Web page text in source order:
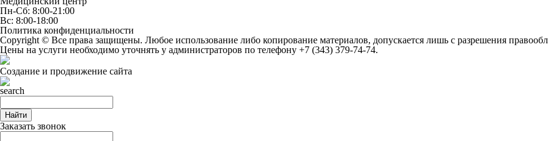
Пн-Сб: 8:00-21:00
Вс: 8:00-18:00
Политика конфиденциальности
Copyright © Все права защищены. Любое использование либо копирование материалов, допускается лишь с разрешения
Цены на услуги необходимо уточнять у администраторов по телефону +7 (343) 379-74-74.
Создание и продвижение сайта
Найти
Заказать звонок